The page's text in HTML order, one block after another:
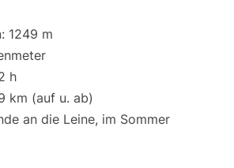
1249 m
h
km (auf u. ab)
an die Leine, im Sommer